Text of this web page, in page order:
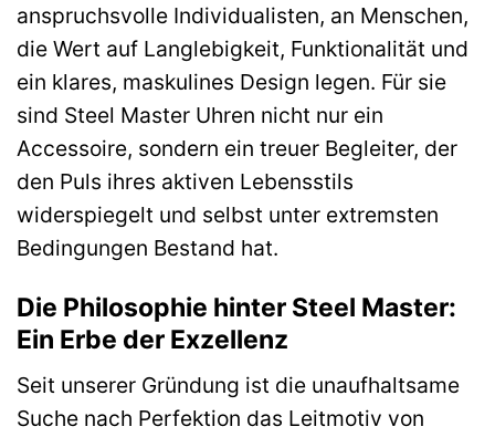
anspruchsvolle Individualisten, an Menschen,
die Wert auf Langlebigkeit, Funktionalität und
ein klares, maskulines Design legen. Für sie
sind Steel Master Uhren nicht nur ein
Accessoire, sondern ein treuer Begleiter, der
den Puls ihres aktiven Lebensstils
widerspiegelt und selbst unter extremsten
Bedingungen Bestand hat.
Die Philosophie hinter Steel Master:
Ein Erbe der Exzellenz
Seit unserer Gründung ist die unaufhaltsame
Suche nach Perfektion das Leitmotiv von